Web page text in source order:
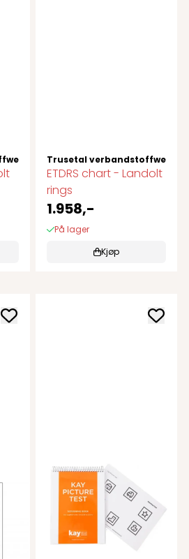
gmbhTrusetal verbandstoffwerk
ETDRS chart - Landolt
rings
1.958,-
På lager
Kjøp